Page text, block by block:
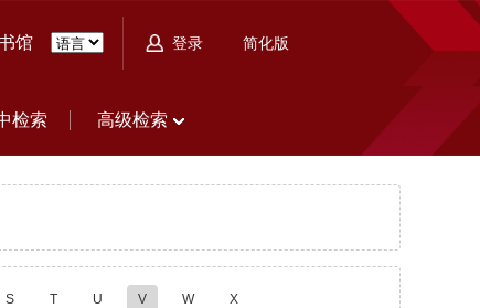
馆 登录 简化版
检索 高级检索
S T U V W X